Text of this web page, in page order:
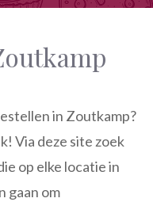
in Zoutkamp?
Via deze site zoek
op elke locatie in
gaan om